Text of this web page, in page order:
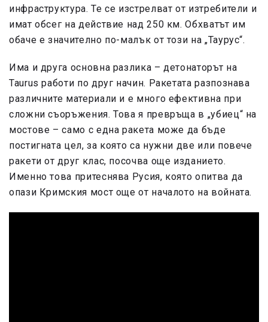
инфраструктура. Те се изстрелват от изтребители и
имат обсег на действие над 250 км. Обхватът им
обаче е значително по-малък от този на „Таурус“.
Има и друга основна разлика – детонаторът на
Taurus работи по друг начин. Ракетата разпознава
различните материали и е много ефективна при
сложни съоръжения. Това я превръща в „убиец“ на
мостове – само с една ракета може да бъде
постигната цел, за която са нужни две или повече
ракети от друг клас, посочва още изданието.
Именно това притеснява Русия, която опитва да
опази Кримския мост още от началото на войната.